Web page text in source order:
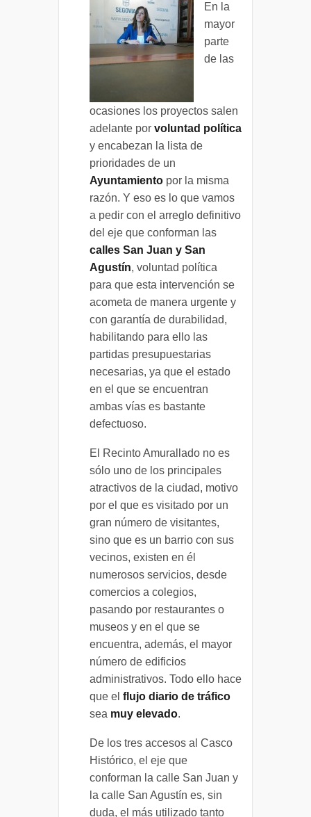
En la
mayor
parte
de las
ocasiones los proyectos salen
adelante por voluntad política
y encabezan la lista de
prioridades de un
Ayuntamiento por la misma
razón. Y eso es lo que vamos
a pedir con el arreglo definitivo
del eje que conforman las
calles San Juan y San
Agustín, voluntad política
para que esta intervención se
acometa de manera urgente y
con garantía de durabilidad,
habilitando para ello las
partidas presupuestarias
necesarias, ya que el estado
en el que se encuentran
ambas vías es bastante
defectuoso.
El Recinto Amurallado no es
sólo uno de los principales
atractivos de la ciudad, motivo
por el que es visitado por un
gran número de visitantes,
sino que es un barrio con sus
vecinos, existen en él
numerosos servicios, desde
comercios a colegios,
pasando por restaurantes o
museos y en el que se
encuentra, además, el mayor
número de edificios
administrativos. Todo ello hace
que el flujo diario de tráfico
sea muy elevado.
De los tres accesos al Casco
Histórico, el eje que
conforman la calle San Juan y
la calle San Agustín es, sin
duda, el más utilizado tanto